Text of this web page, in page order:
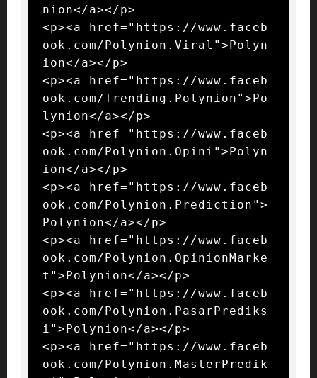
nion</a></p>
<p><a href="https://www.faceb
ook.com/Polynion.Viral">Polyn
ion</a></p>
<p><a href="https://www.faceb
ook.com/Trending.Polynion">Po
lynion</a></p>
<p><a href="https://www.faceb
ook.com/Polynion.Opini">Polyn
ion</a></p>
<p><a href="https://www.faceb
ook.com/Polynion.Prediction">
Polynion</a></p>
<p><a href="https://www.faceb
ook.com/Polynion.OpinionMarke
t">Polynion</a></p>
<p><a href="https://www.faceb
ook.com/Polynion.PasarPrediks
i">Polynion</a></p>
<p><a href="https://www.faceb
ook.com/Polynion.MasterPredik